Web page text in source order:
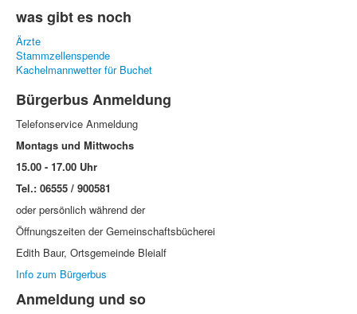
was gibt es noch
Ärzte
Stammzellenspende
Kachelmannwetter für Buchet
Bürgerbus Anmeldung
Telefonservice Anmeldung
Montags und Mittwochs
15.00 - 17.00 Uhr
Tel.: 06555 / 900581
oder persönlich während der
Öffnungszeiten der Gemeinschaftsbücherei
Edith Baur, Ortsgemeinde Bleialf
Info zum Bürgerbus
Anmeldung und so